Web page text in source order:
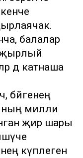
балалар
җырлый
дә катнаша
бәйгенең
милли
җир шары
күплеген